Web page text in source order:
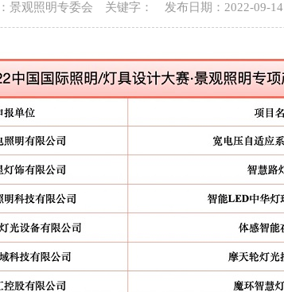
景观照明专委会 关键字： 发布日期：2022-09-14